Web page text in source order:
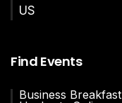
US
Find Events
Business Breakfast